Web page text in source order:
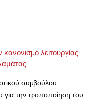
λειτουργίας
συμβούλου
για την τροποποίηση του